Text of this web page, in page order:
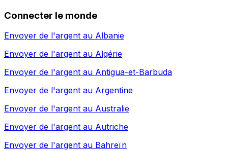
Connecter le monde
Envoyer de l'argent au Albanie
Envoyer de l'argent au Algérie
Envoyer de l'argent au Antigua-et-Barbuda
Envoyer de l'argent au Argentine
Envoyer de l'argent au Australie
Envoyer de l'argent au Autriche
Envoyer de l'argent au Bahreïn